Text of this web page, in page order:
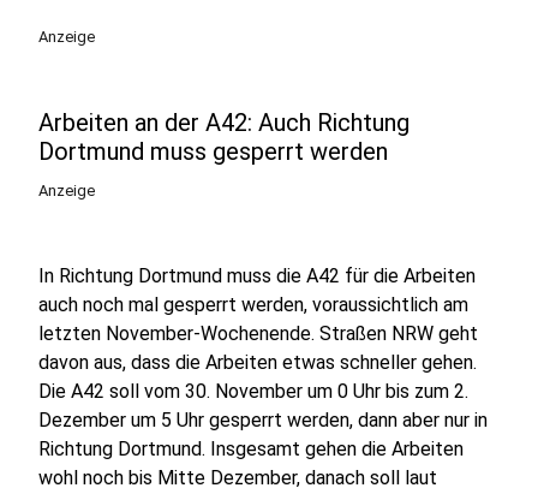
Anzeige
Arbeiten an der A42: Auch Richtung
Dortmund muss gesperrt werden
Anzeige
In Richtung Dortmund muss die A42 für die Arbeiten
auch noch mal gesperrt werden, voraussichtlich am
letzten November-Wochenende. Straßen NRW geht
davon aus, dass die Arbeiten etwas schneller gehen.
Die A42 soll vom 30. November um 0 Uhr bis zum 2.
Dezember um 5 Uhr gesperrt werden, dann aber nur in
Richtung Dortmund. Insgesamt gehen die Arbeiten
wohl noch bis Mitte Dezember, danach soll laut